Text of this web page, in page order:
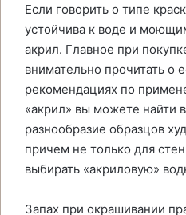
Если говорить о типе
устойчива к воде и
акрил. Главное при
внимательно прочитать о
рекомендациях по
«акрил» вы можете найти
разнообразие образцов
причем не только для
выбирать «акриловую»
Запах при окрашивании